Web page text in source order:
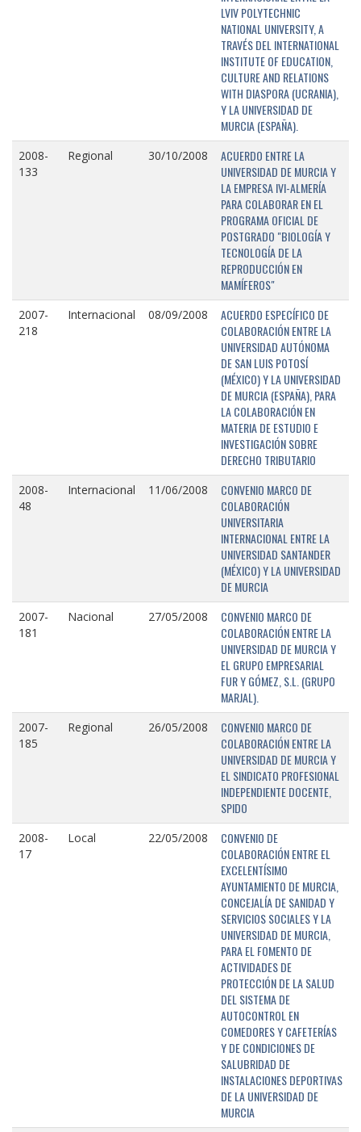
LVIV POLYTECHNIC
NATIONAL UNIVERSITY, A
TRAVÉS DEL INTERNATIONAL
INSTITUTE OF EDUCATION,
CULTURE AND RELATIONS
WITH DIASPORA (UCRANIA),
Y LA UNIVERSIDAD DE
MURCIA (ESPAÑA).
2008-
133
Regional 30/10/2008
ACUERDO ENTRE LA
UNIVERSIDAD DE MURCIA Y
LA EMPRESA IVI-ALMERÍA
PARA COLABORAR EN EL
PROGRAMA OFICIAL DE
POSTGRADO "BIOLOGÍA Y
TECNOLOGÍA DE LA
REPRODUCCIÓN EN
MAMÍFEROS"
2007-
218
Internacional 08/09/2008
ACUERDO ESPECÍFICO DE
COLABORACIÓN ENTRE LA
UNIVERSIDAD AUTÓNOMA
DE SAN LUIS POTOSÍ
(MÉXICO) Y LA UNIVERSIDAD
DE MURCIA (ESPAÑA), PARA
LA COLABORACIÓN EN
MATERIA DE ESTUDIO E
INVESTIGACIÓN SOBRE
DERECHO TRIBUTARIO
2008-
48
Internacional 11/06/2008
CONVENIO MARCO DE
COLABORACIÓN
UNIVERSITARIA
INTERNACIONAL ENTRE LA
UNIVERSIDAD SANTANDER
(MÉXICO) Y LA UNIVERSIDAD
DE MURCIA
2007-
181
Nacional 27/05/2008
CONVENIO MARCO DE
COLABORACIÓN ENTRE LA
UNIVERSIDAD DE MURCIA Y
EL GRUPO EMPRESARIAL
FUR Y GÓMEZ, S.L. (GRUPO
MARJAL).
2007-
185
Regional 26/05/2008
CONVENIO MARCO DE
COLABORACIÓN ENTRE LA
UNIVERSIDAD DE MURCIA Y
EL SINDICATO PROFESIONAL
INDEPENDIENTE DOCENTE,
SPIDO
2008-
17
Local 22/05/2008
CONVENIO DE
COLABORACIÓN ENTRE EL
EXCELENTÍSIMO
AYUNTAMIENTO DE MURCIA,
CONCEJALÍA DE SANIDAD Y
SERVICIOS SOCIALES Y LA
UNIVERSIDAD DE MURCIA,
PARA EL FOMENTO DE
ACTIVIDADES DE
PROTECCIÓN DE LA SALUD
DEL SISTEMA DE
AUTOCONTROL EN
COMEDORES Y CAFETERÍAS
Y DE CONDICIONES DE
SALUBRIDAD DE
INSTALACIONES DEPORTIVAS
DE LA UNIVERSIDAD DE
MURCIA